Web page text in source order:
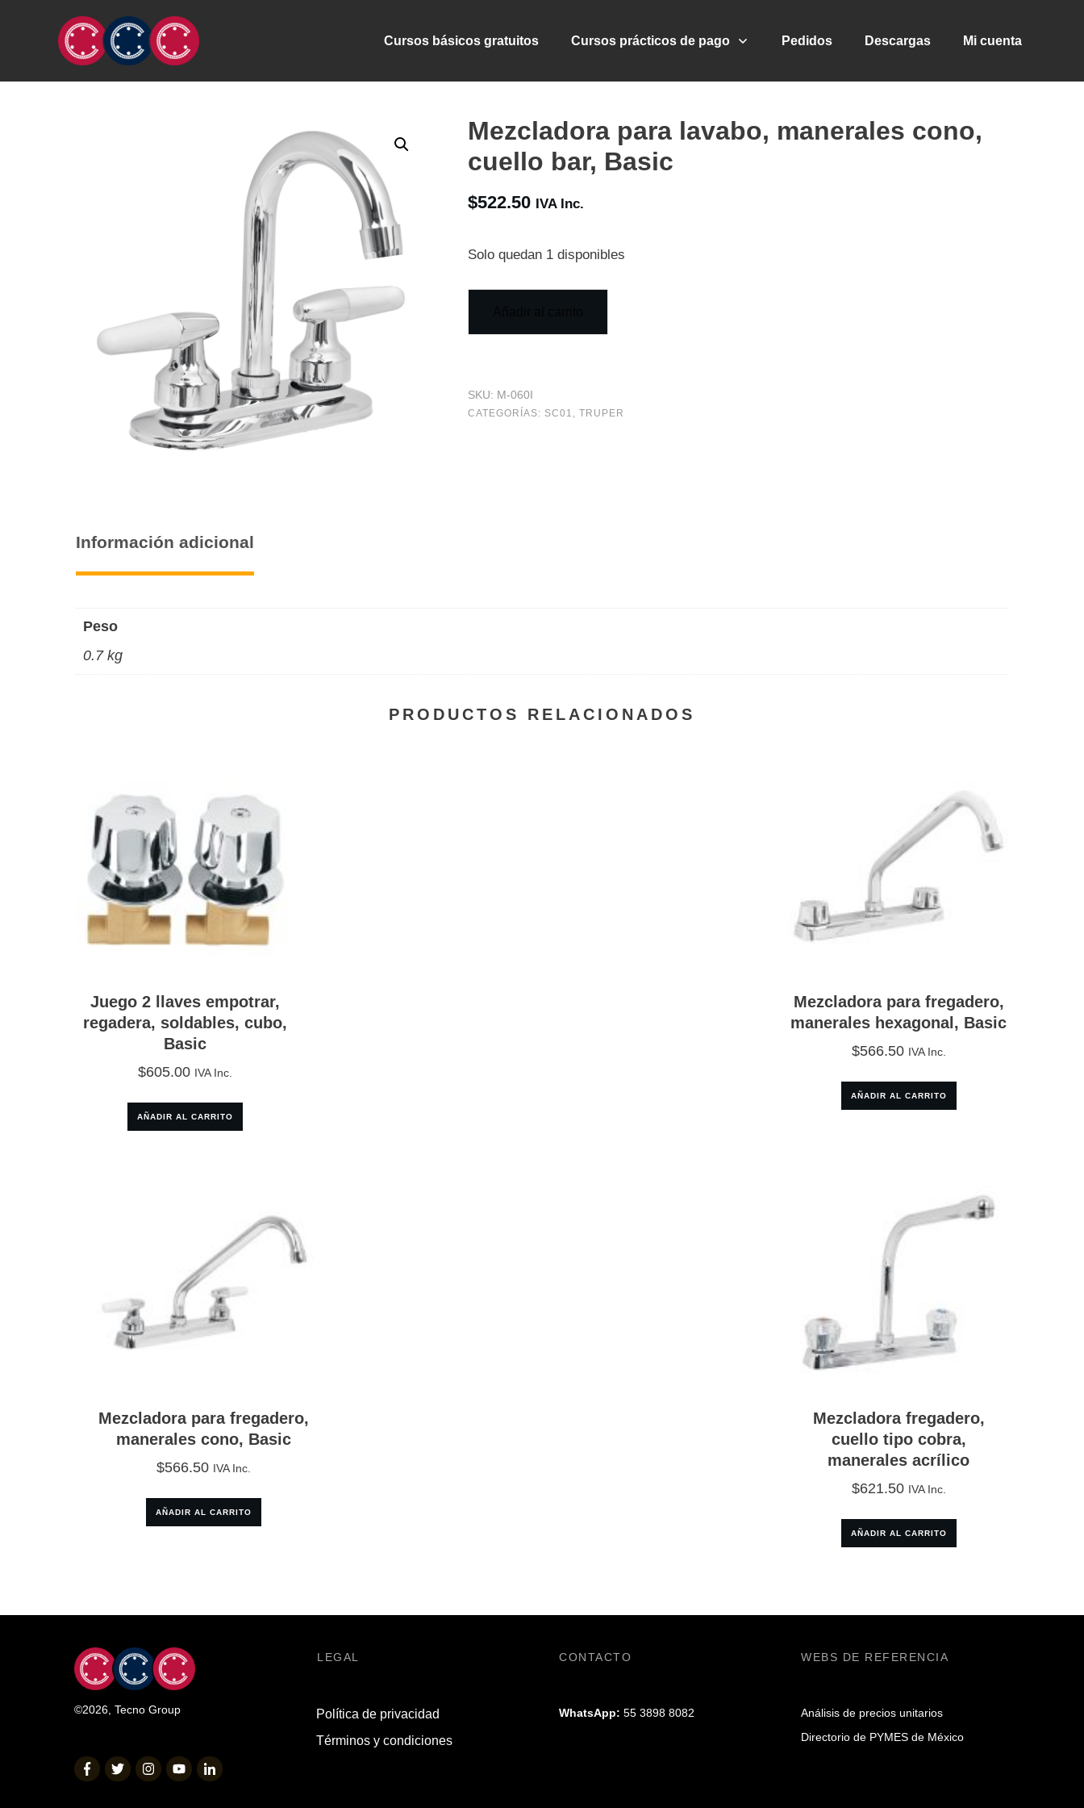
Cursos básicos gratuitos Cursos prácticos de pago Pedidos Descargas Mi cuenta
Mezcladora para lavabo, manerales cono,
cuello bar, Basic
$522.50 IVA Inc.
Solo quedan 1 disponibles
SKU: M-060I
CATEGORÍAS: SC01 ,TRUPER
Información adicional
Peso
0.7 kg
PRODUCTOS RELACIONADOS
Juego 2 llaves empotrar,
regadera, soldables, cubo,
Basic
$605.00 IVA Inc.
AÑADIR AL CARRITO
Mezcladora para fregadero,
manerales hexagonal, Basic
$566.50 IVA Inc.
AÑADIR AL CARRITO
Mezcladora para fregadero,
manerales cono, Basic
$566.50 IVA Inc.
AÑADIR AL CARRITO
Mezcladora fregadero,
cuello tipo cobra,
manerales acrílico
$621.50 IVA Inc.
AÑADIR AL CARRITO
©2026 Tecno Group
LEGAL
Política de privacidad
Términos y condiciones
CONTACTO
WhatsApp: 55 3898 8082
WEBS DE REFERENCIA
Análisis de precios unitarios
Directorio de PYMES de México